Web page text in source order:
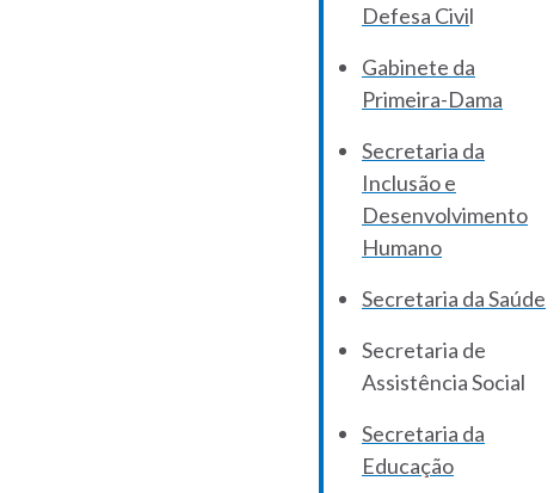
Defesa Civil
Gabinete da
Primeira-Dama
Secretaria da
Inclusão e
Desenvolvimento
Humano
Secretaria da Saúde
Secretaria de
Assistência Social
Secretaria da
Educação